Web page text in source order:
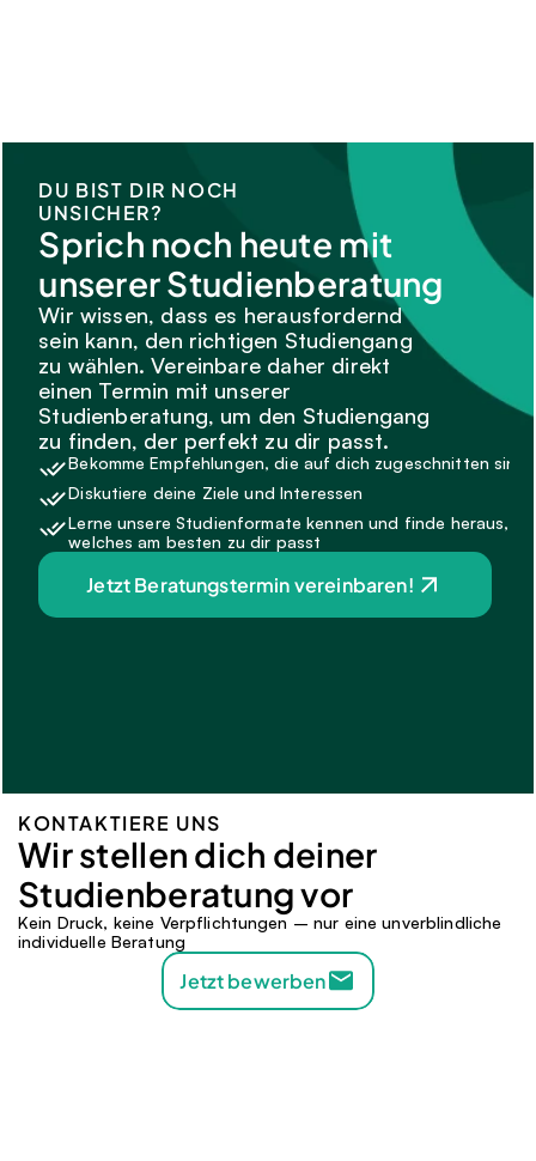
DU BIST DIR NOCH
UNSICHER?
Sprich noch heute mit
unserer Studienberatung
Wir wissen, dass es herausfordernd
sein kann, den richtigen Studiengang
zu wählen. Vereinbare daher direkt
einen Termin mit unserer
Studienberatung, um den Studiengang
zu finden, der perfekt zu dir passt.
Bekomme Empfehlungen, die auf dich zugeschnitten sind.
Diskutiere deine Ziele und Interessen
Lerne unsere Studienformate kennen und finde heraus,
welches am besten zu dir passt
Jetzt Beratungstermin vereinbaren!
KONTAKTIERE UNS
Wir stellen dich deiner
Studienberatung vor
Kein Druck, keine Verpflichtungen – nur eine unverblindliche
individuelle Beratung
Jetzt bewerben